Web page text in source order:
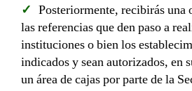
Posteriormente, recibirás una
las referencias que den paso a
instituciones o bien los
indicados y sean autorizados, en
un área de cajas por parte de la